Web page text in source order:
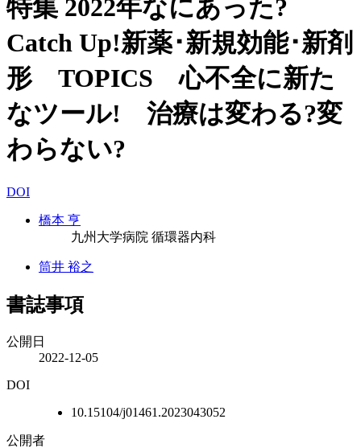
特集 2022年なにあった?
Catch Up!新薬･新規効能･新剤
形 TOPICS 心不全に新た
なツール! 治療は変わる?変
わらない?
DOI
橋本 亨
九州大学病院 循環器内科
筒井 裕之
書誌事項
公開日
2022-12-05
DOI
10.15104/j01461.2023043052
公開者